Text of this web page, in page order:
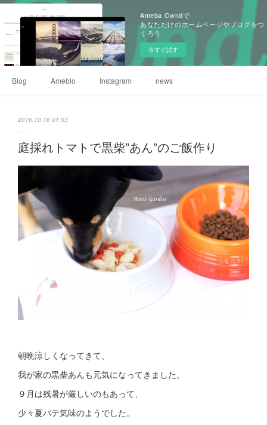
Ameba Owndで
あなただけのホームページやブログをつ
くろう
今すぐ試す
Blog Ameblo Instagram news
2016.10.16 01:53
庭採れトマトで黒柴”あん”のご飯作り
朝晩涼しくなってきて、
我が家の黒柴あんも元気になってきました。
９月は残暑が厳しいのもあって、
少々夏バテ気味のようでした。